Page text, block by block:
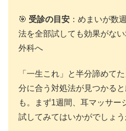
🎯 受診の目安 ：めまいが数
法を全部試しても効果がな
外科へ
「一生これ」と半分諦めて
分に合う対処法が見つかる
も。まず1週間、耳マッサー
試してみてはいかがでしょ